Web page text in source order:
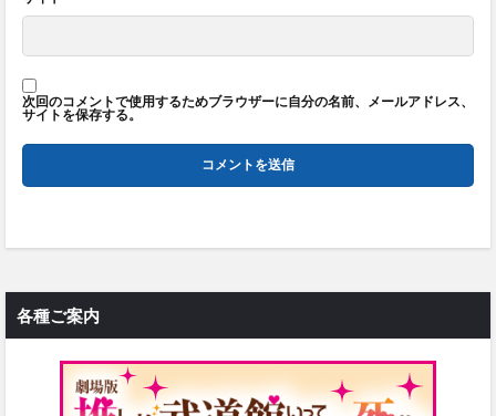
次回のコメントで使用するためブラウザーに自分の名前、メールアドレス、
サイトを保存する。
各種ご案内